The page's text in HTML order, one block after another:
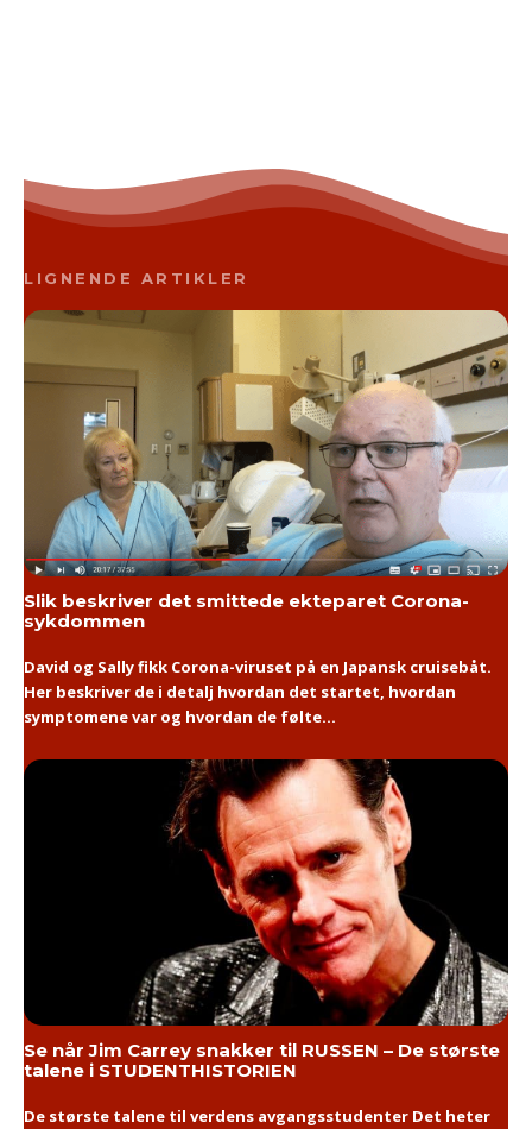
LIGNENDE ARTIKLER
Slik beskriver det smittede ekteparet Corona-
sykdommen
David og Sally fikk Corona-viruset på en Japansk cruisebåt.
Her beskriver de i detalj hvordan det startet, hvordan
symptomene var og hvordan de følte...
Se når Jim Carrey snakker til RUSSEN – De største
talene i STUDENTHISTORIEN
De største talene til verdens avgangsstudenter Det heter